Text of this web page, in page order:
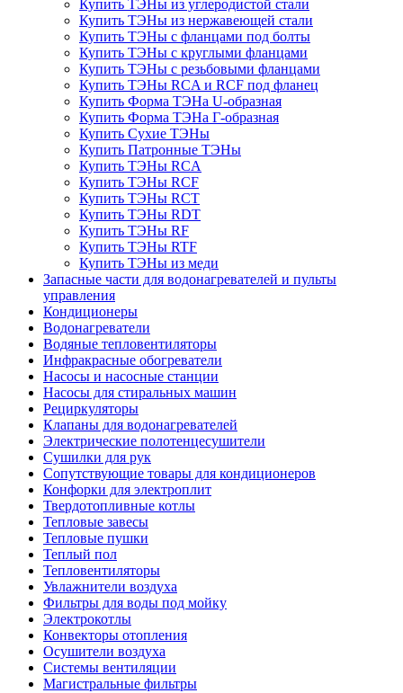
Купить ТЭНы из углеродистой стали
Купить ТЭНы из нержавеющей стали
Купить ТЭНы с фланцами под болты
Купить ТЭНы с круглыми фланцами
Купить ТЭНы с резьбовыми фланцами
Купить ТЭНы RCA и RCF под фланец
Купить Форма ТЭНа U-образная
Купить Форма ТЭНа Г-образная
Купить Сухие ТЭНы
Купить Патронные ТЭНы
Купить ТЭНы RCA
Купить ТЭНы RCF
Купить ТЭНы RCT
Купить ТЭНы RDT
Купить ТЭНы RF
Купить ТЭНы RTF
Купить ТЭНы из меди
Запасные части для водонагревателей и пульты
управления
Кондиционеры
Водонагреватели
Водяные тепловентиляторы
Инфракрасные обогреватели
Насосы и насосные станции
Насосы для стиральных машин
Рециркуляторы
Клапаны для водонагревателей
Электрические полотенцесушители
Сушилки для рук
Сопутствующие товары для кондиционеров
Конфорки для электроплит
Твердотопливные котлы
Тепловые завесы
Тепловые пушки
Теплый пол
Тепловентиляторы
Увлажнители воздуха
Фильтры для воды под мойку
Электрокотлы
Конвекторы отопления
Осушители воздуха
Системы вентиляции
Магистральные фильтры